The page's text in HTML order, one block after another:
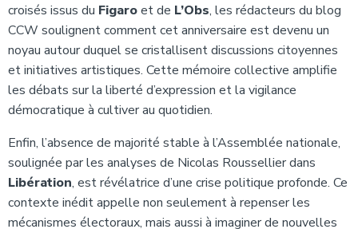
croisés issus du Figaroet de L’Obs, les rédacteurs du blog
CCW soulignent comment cet anniversaire est devenu un
noyau autour duquel se cristallisent discussions citoyennes
et initiatives artistiques. Cette mémoire collective amplifie
les débats sur la liberté d’expression et la vigilance
démocratique à cultiver au quotidien.
Enfin, l’absence de majorité stable à l’Assemblée nationale,
soulignée par les analyses de Nicolas Roussellier dans
Libération, est révélatrice d’une crise politique profonde. Ce
contexte inédit appelle non seulement à repenser les
mécanismes électoraux, mais aussi à imaginer de nouvelles